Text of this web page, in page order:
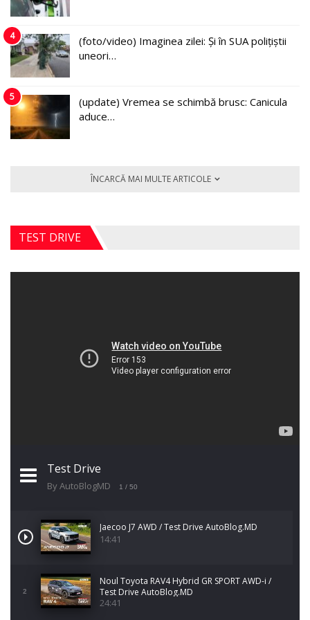
4
(foto/video) Imaginea zilei: Și în SUA polițiștii
uneori…
5
(update) Vremea se schimbă brusc: Canicula
aduce…
ÎNCARCĂ MAI MULTE ARTICOLE
TEST DRIVE
Test Drive
By AutoBlogMD 1 / 50
Jaecoo J7 AWD / Test Drive AutoBlog.MD
14:41
2
Noul Toyota RAV4 Hybrid GR SPORT AWD-i /
Test Drive AutoBlog.MD
24:41